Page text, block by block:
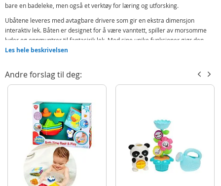
bare en badeleke, men også et verktøy for læring og utforsking.
Ubåtene leveres med avtagbare drivere som gir en ekstra dimensjon
interaktiv lek. Båten er designet for å være vanntett, spiller av morsomme
lyder og oppmuntrer til fantasirik lek. Med sine unike funksjoner gjør den
badestunden til en splash-tastisk opplevelse.
Silverlit My First motorisert ubåt badeleke
20 x 12,7 x 14 cm (LxBxH)
Batteribehov: 3 x AAA-batterier (ikke inkludert)
Alder: fra 2 år
Produktdetaljer
Les hele beskrivelsen
Andre forslag til deg: